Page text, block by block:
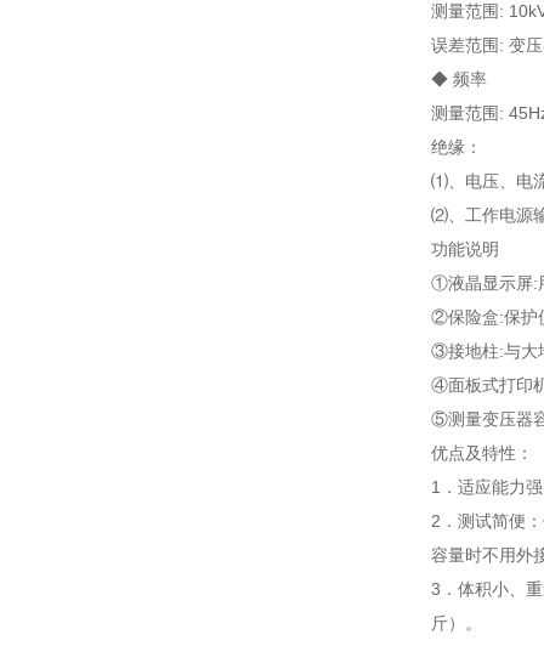
测量范围:
误差范围: 变
◆ 频率
测量范围:
绝缘：
⑴、电压、电
⑵、工作电源
功能说明
①液晶显示屏:
②保险盒:保护
③接地柱:与大
④面板式打印
⑤测量变压器
优点及特性：
1．适应能力
2．测试简便
容量时不用外
3．体积小、
斤）。